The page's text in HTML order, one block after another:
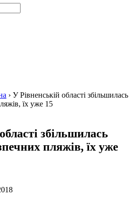
› У Рівненській області збільшилась
їх уже 15
збільшилась
пляжів, їх уже